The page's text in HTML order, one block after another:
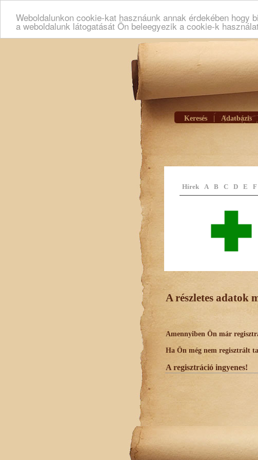
Weboldalunkon cookie-kat hasznáunk annak érdekében
a weboldalunk látogatását Ön beleegyezik a cookie-k
Keresés Adatbázis
Hírek A B C D E F
A részletes adatok
Amennyiben Ön már
Ha Ön még nem regisztrált
A regisztráció ingyenes!